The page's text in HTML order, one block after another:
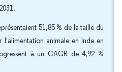
51,85 % de la taille du
l'alimentation animale en Inde en
à un CAGR de 4,92 %